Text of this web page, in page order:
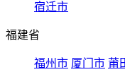
宿迁市
福建省
福州市 厦门市 莆